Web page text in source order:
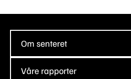
Om senteret
Våre rapporter